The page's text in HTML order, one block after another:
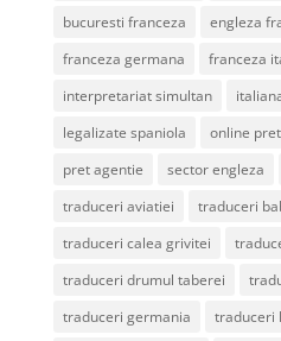
bucuresti franceza
engleza
franceza germana
franceza
interpretariat simultan
legalizate spaniola
online pret
pret agentie
sector engleza
traduceri aviatiei
traduceri
traduceri calea grivitei
traduceri drumul taberei
traduceri germania
traduceri